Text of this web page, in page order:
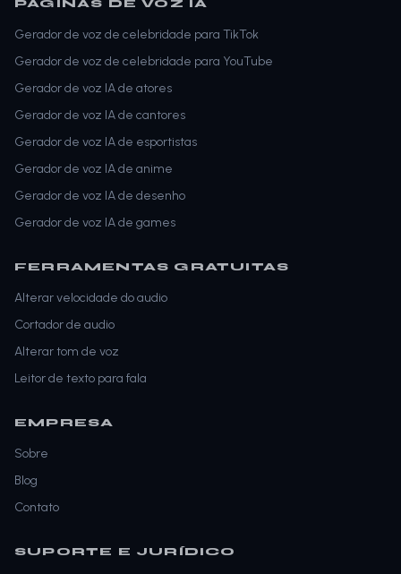
PÁGINAS DE VOZ IA
Gerador de voz de celebridade para TikTok
Gerador de voz de celebridade para YouTube
Gerador de voz IA de atores
Gerador de voz IA de cantores
Gerador de voz IA de esportistas
Gerador de voz IA de anime
Gerador de voz IA de desenho
Gerador de voz IA de games
FERRAMENTAS GRATUITAS
Alterar velocidade do audio
Cortador de audio
Alterar tom de voz
Leitor de texto para fala
EMPRESA
Sobre
Blog
Contato
SUPORTE E JURÍDICO